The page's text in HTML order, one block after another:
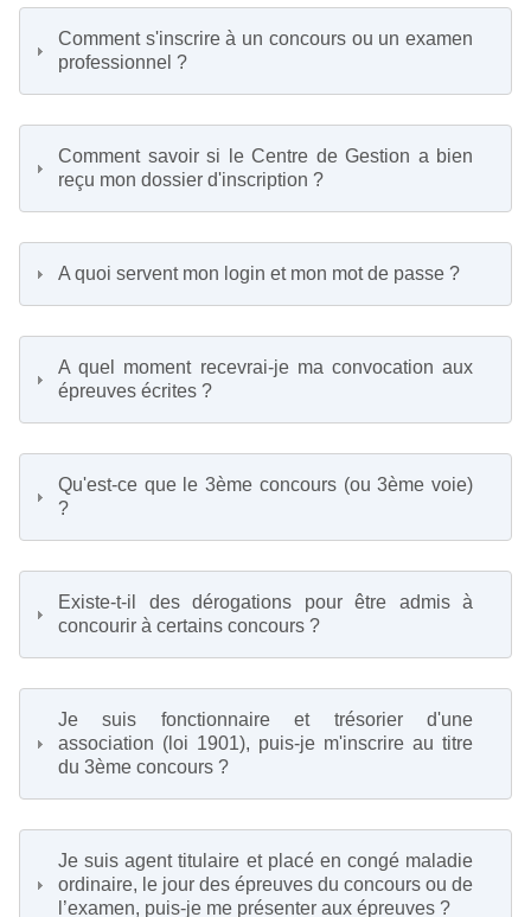
Comment s'inscrire à un concours ou un examen
professionnel ?
Comment savoir si le Centre de Gestion a bien
reçu mon dossier d'inscription ?
A quoi servent mon login et mon mot de passe ?
A quel moment recevrai-je ma convocation aux
épreuves écrites ?
Qu'est-ce que le 3ème concours (ou 3ème voie)
?
Existe-t-il des dérogations pour être admis à
concourir à certains concours ?
Je suis fonctionnaire et trésorier d'une
association (loi 1901), puis-je m'inscrire au titre
du 3ème concours ?
Je suis agent titulaire et placé en congé maladie
ordinaire, le jour des épreuves du concours ou de
l’examen, puis-je me présenter aux épreuves ?